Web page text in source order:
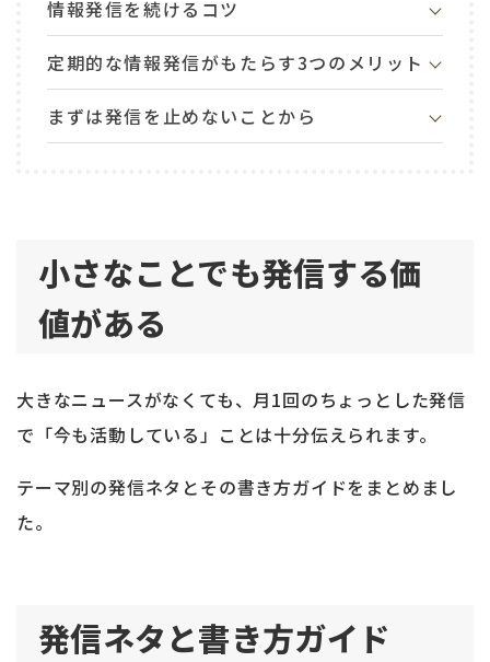
情報発信を続けるコツ
定期的な情報発信がもたらす3つのメリット
まずは発信を止めないことから
小さなことでも発信する価
値がある
大きなニュースがなくても、月1回のちょっとした発信
で「今も活動している」ことは十分伝えられます。
テーマ別の発信ネタとその書き方ガイドをまとめまし
た。
発信ネタと書き方ガイド